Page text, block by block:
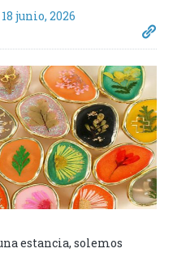
18 junio, 2026
estancia, solemos